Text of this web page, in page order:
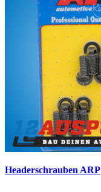
Headerschrauben ARP